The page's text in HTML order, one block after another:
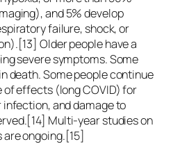
and 5% develop
failure, shock, or
Older people have a
severe symptoms. Some
death. Some people continue
of effects (long COVID) for
and damage to
Multi-year studies on
ongoing.[15]